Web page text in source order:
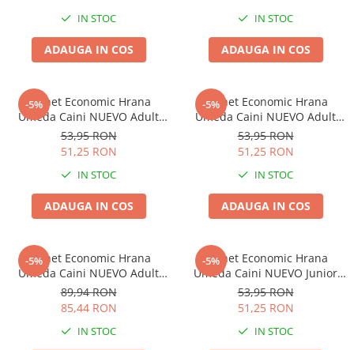
IN STOC
ADAUGA IN COS
IN STOC
ADAUGA IN COS
-5%
Pachet Economic Hrana
Umeda Caini NUEVO Adult
Pasare 6x400g
53,95 RON
51,25 RON
IN STOC
ADAUGA IN COS
-5%
Pachet Economic Hrana
Umeda Caini NUEVO Adult
Vita 6x400g
53,95 RON
51,25 RON
IN STOC
ADAUGA IN COS
-5%
Pachet Economic Hrana
Umeda Caini NUEVO Adult
Vita 6x800g
89,94 RON
85,44 RON
IN STOC
-5%
Pachet Economic Hrana
Umeda Caini NUEVO Junior
6x400g
53,95 RON
51,25 RON
IN STOC